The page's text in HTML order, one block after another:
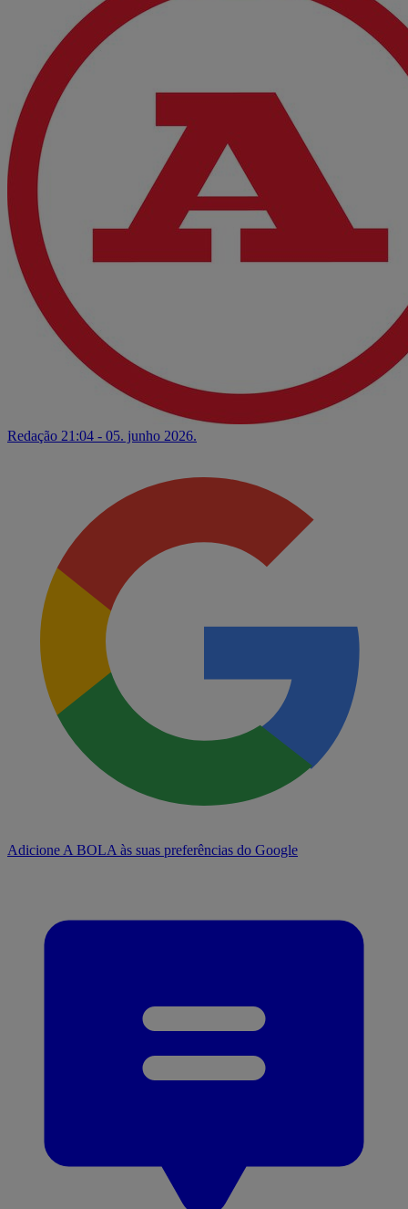
Redação 21:04 - 05. junho 2026.
Adicione A BOLA às suas preferências do Google